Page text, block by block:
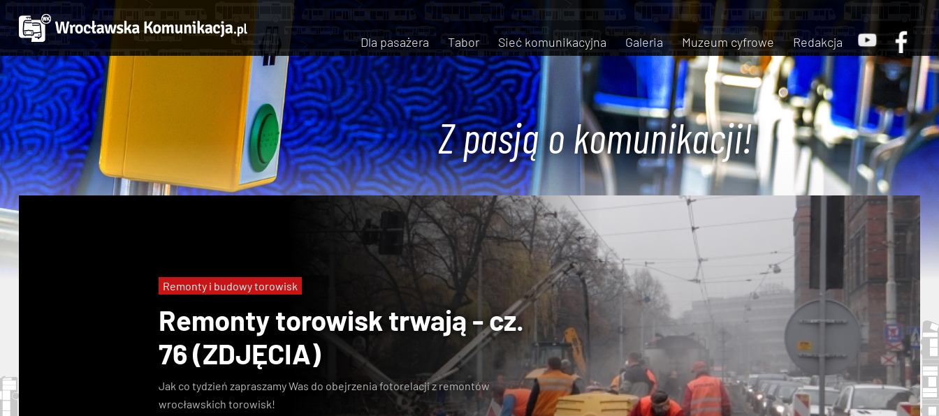
Dla pasażera Tabor Sieć komunikacyjna Galeria Muzeum cyfrowe Redakcja
Z pasją o komunikacji!
Remonty torowisk trwają - cz.
76 (ZDJĘCIA)
Jak co tydzień zapraszamy Was do obejrzenia fotorelacji z remontów
wrocławskich torowisk!
Remonty i budowy torowisk